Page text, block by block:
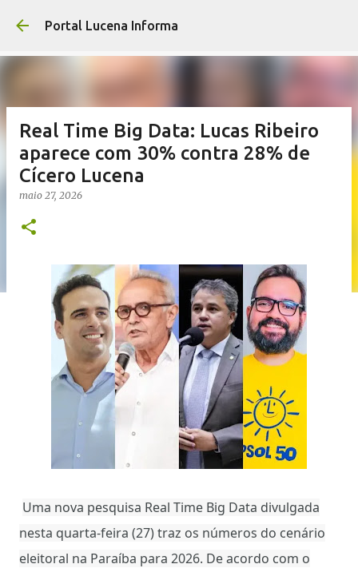
Portal Lucena Informa
Real Time Big Data: Lucas Ribeiro
aparece com 30% contra 28% de
Cícero Lucena
maio 27, 2026
Uma nova pesquisa Real Time Big Data divulgada
nesta quarta-feira (27) traz os números do cenário
eleitoral na Paraíba para 2026. De acordo com o